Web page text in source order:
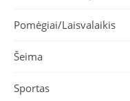
Pomėgiai/Laisvalaikis
Šeima
Sportas